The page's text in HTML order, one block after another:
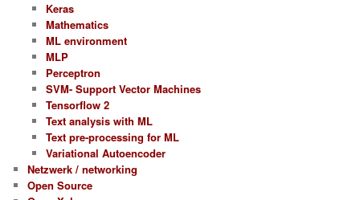
Keras
Mathematics
ML environment
MLP
Perceptron
SVM- Support Vector Machines
Tensorflow 2
Text analysis with ML
Text pre-processing for ML
Variational Autoencoder
Netzwerk / networking
Open Source